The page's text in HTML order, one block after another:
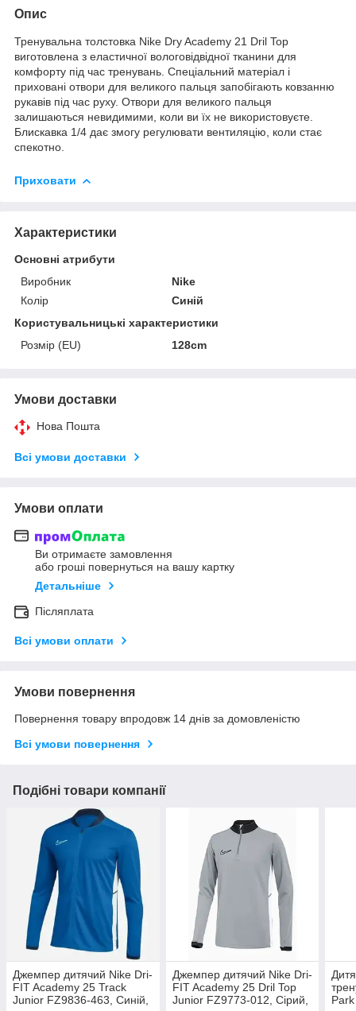
Опис
Тренувальна толстовка Nike Dry Academy 21 Dril Top
виготовлена з еластичної вологовідвідної тканини для
комфорту під час тренувань. Спеціальний матеріал і
приховані отвори для великого пальця запобігають ковзанню
рукавів під час руху. Отвори для великого пальця
залишаються невидимими, коли ви їх не використовуєте.
Блискавка 1/4 дає змогу регулювати вентиляцію, коли стає
спекотно.
Приховати
Характеристики
Основні атрибути
Виробник
Nike
Колір
Синій
Користувальницькі характеристики
Розмір (EU)
128cm
Умови доставки
Нова Пошта
Всі умови доставки
Умови оплати
Ви отримаєте замовлення
або гроші повернуться на вашу картку
Детальніше
Післяплата
Всі умови оплати
Умови повернення
Повернення товару впродовж 14 днів за домовленістю
Всі умови повернення
Подібні товари компанії
Джемпер дитячий Nike Dri-
FIT Academy 25 Track
Junior FZ9836-463, Синій,
Джемпер дитячий Nike Dri-
FIT Academy 25 Dril Top
Junior FZ9773-012, Сірий,